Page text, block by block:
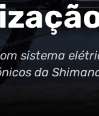
sistema
da